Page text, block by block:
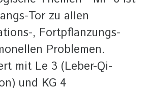
Tor zu allen
, Fortpflanzungs-
Problemen.
mit Le 3 (Leber-Qi-
und KG 4